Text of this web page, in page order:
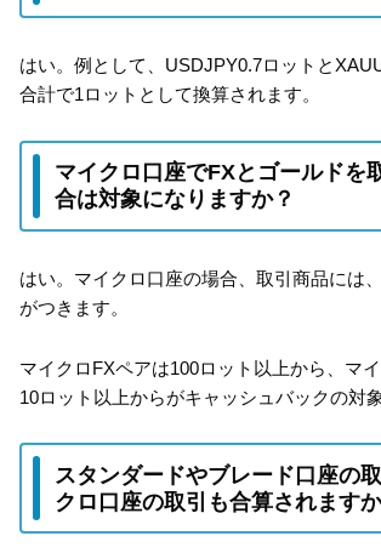
はい。例として、USDJPY0.7ロットと
合計で1ロットとして換算されます。
マイクロ口座でFXとゴールドを
合は対象になりますか？
はい。マイクロ口座の場合、取引商品には
がつきます。
マイクロFXペアは100ロット以上から、マ
10ロット以上からがキャッシュバックの対
スタンダードやブレード口座の
クロ口座の取引も合算されます